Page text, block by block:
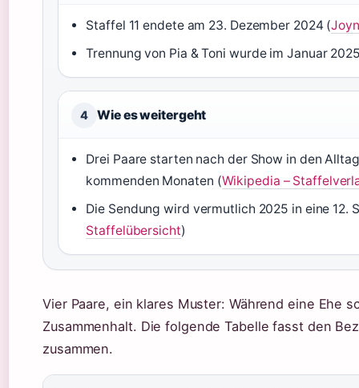
Staffel 11 endete am 23. Dezember 2024 (
Trennung von Pia & Toni wurde im Januar
4 Wie es weitergeht
Drei Paare starten nach der Show in den
kommenden Monaten (Wikipedia –
Die Sendung wird vermutlich 2025 in eine 12.
Staffelübersicht)
Vier Paare, ein klares Muster: Während eine Ehe
Zusammenhalt. Die folgende Tabelle fasst den
zusammen.